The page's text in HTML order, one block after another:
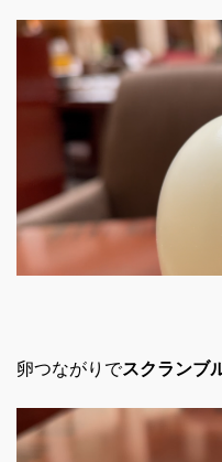
卵つながりでスクランブ